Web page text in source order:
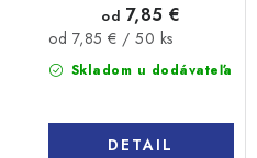
Skladom u dodávateľa
od 7,85 €
Jednotková
cena:
od 7,85 € / 50 ks
DETAIL